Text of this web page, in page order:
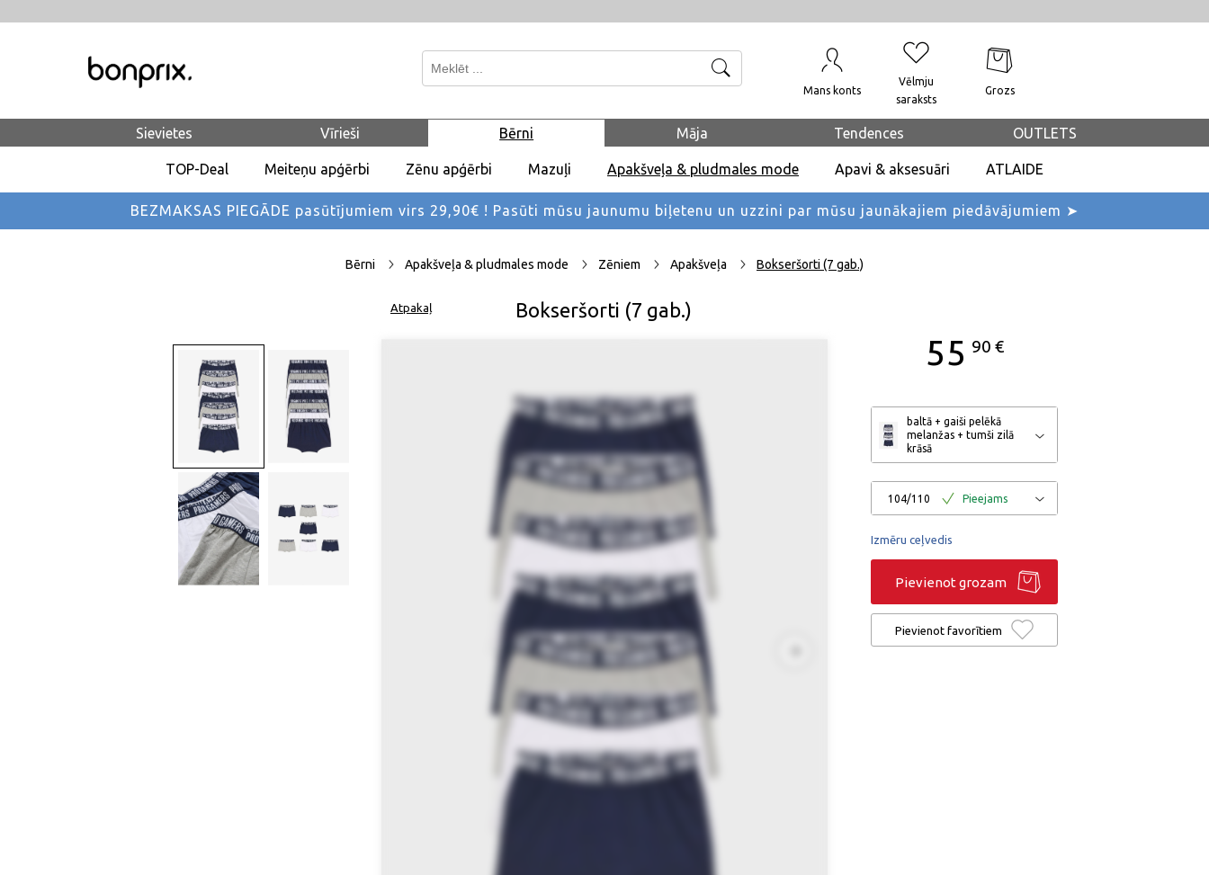
Meklēt
Mans konts
Vēlmju
saraksts
Grozs
Sievietes Vīrieši Bērni
TOP-Deal Meiteņu apģērbi Zēnu apģērbi Mazuļi Apakšveļa & pludmales mode Apavi & aksesuāri ATLAIDE
Māja Tendences OUTLETS
BEZMAKSAS PIEGĀDE pasūtījumiem virs 29,90€ ! Pasūti mūsu jaunumu biļetenu un uzzini par mūsu jaunākajiem piedāvājumiem ➤
Bērni Apakšveļa & pludmales mode Zēniem Apakšveļa Bokseršorti (7 gab.)
Atpakaļ Bokseršorti (7 gab.)
55 90 €
baltā + gaiši pelēkā
melanžas + tumši zilā
krāsā
104/110 Pieejams
Izmēru ceļvedis
Pievienot grozam
Pievienot favorītiem